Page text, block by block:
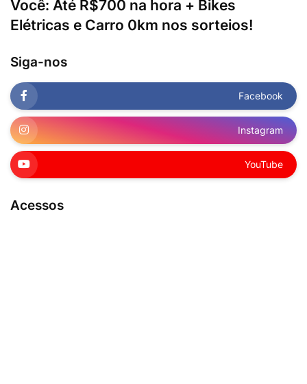
Você: Até R$700 na hora + Bikes
Elétricas e Carro 0km nos sorteios!
Siga-nos
Facebook
Instagram
YouTube
Acessos